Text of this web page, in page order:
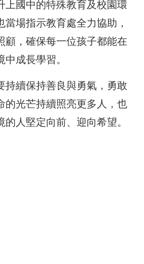
上國中的特殊教育及校園環
當場指示教育處全力協助，
顧，確保每一位孩子都能在
成長學習。
持續保持善良與勇氣，勇敢
的光芒持續照亮更多人，也
人堅定向前、迎向希望。